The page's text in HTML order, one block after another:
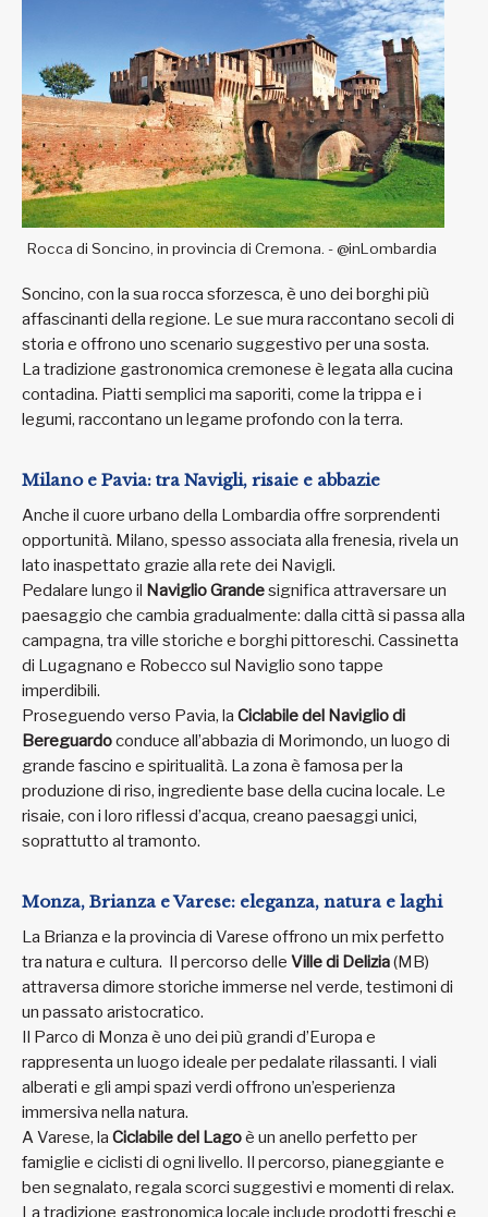
Rocca di Soncino, in provincia di Cremona. - @inLombardia
Soncino, con la sua rocca sforzesca, è uno dei borghi più
affascinanti della regione. Le sue mura raccontano secoli di
storia e offrono uno scenario suggestivo per una sosta.
La tradizione gastronomica cremonese è legata alla cucina
contadina. Piatti semplici ma saporiti, come la trippa e i
legumi, raccontano un legame profondo con la terra.
Milano e Pavia: tra Navigli, risaie e abbazie
Anche il cuore urbano della Lombardia offre sorprendenti
opportunità. Milano, spesso associata alla frenesia, rivela un
lato inaspettato grazie alla rete dei Navigli.
Pedalare lungo il Naviglio Grandesignifica attraversare un
paesaggio che cambia gradualmente: dalla città si passa alla
campagna, tra ville storiche e borghi pittoreschi. Cassinetta
di Lugagnano e Robecco sul Naviglio sono tappe
imperdibili.
Proseguendo verso Pavia, la Ciclabile del Naviglio di
Bereguardoconduce all’abbazia di Morimondo, un luogo di
grande fascino e spiritualità. La zona è famosa per la
produzione di riso, ingrediente base della cucina locale. Le
risaie, con i loro riflessi d’acqua, creano paesaggi unici,
soprattutto al tramonto.
Monza, Brianza e Varese: eleganza, natura e laghi
La Brianza e la provincia di Varese offrono un mix perfetto
tra natura e cultura. Il percorso delle Ville di Delizia(MB)
attraversa dimore storiche immerse nel verde, testimoni di
un passato aristocratico.
Il Parco di Monza è uno dei più grandi d’Europa e
rappresenta un luogo ideale per pedalate rilassanti. I viali
alberati e gli ampi spazi verdi offrono un’esperienza
immersiva nella natura.
A Varese, la Ciclabile del Lagoè un anello perfetto per
famiglie e ciclisti di ogni livello. Il percorso, pianeggiante e
ben segnalato, regala scorci suggestivi e momenti di relax.
La tradizione gastronomica locale include prodotti freschi e